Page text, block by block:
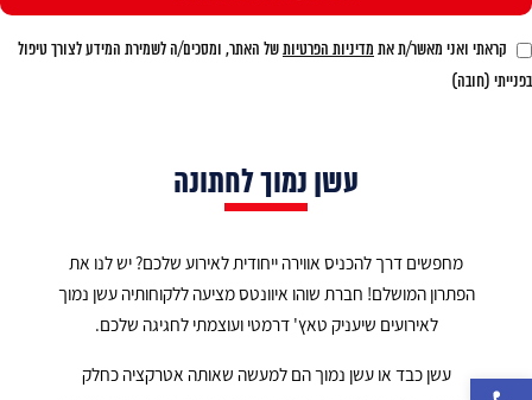
פתח סרגל נגישות
קראתי ואני מאשר/ת את מדיניות הפרטיותשל האתר, ומסכים/ה לשמירת המידע לצורך טיפול
בפנייתי (חובה)
עשן נמוך לחתונה
מחפשים דרך להכניס אווירה ייחודית לאירוע שלכם? יש לנו את
הפתרון המושלם! חברת שוהו איוונטס מציעה ללקוחותיה עשן נמוך
לאירועים שיעניק טאץ' דרמטי ועוצמתי לחגיגה שלכם.
עשן כבד או עשן נמוך הם למעשה שאותה אטרקציה כחלק